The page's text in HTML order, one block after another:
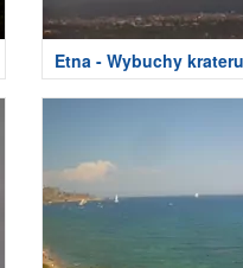
Etna - Wybuchy